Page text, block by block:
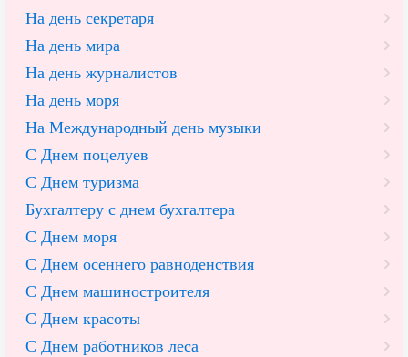
На день секретаря
На день мира
На день журналистов
На день моря
На Международный день музыки
С Днем поцелуев
С Днем туризма
Бухгалтеру с днем бухгалтера
С Днем моря
С Днем осеннего равноденствия
С Днем машиностроителя
С Днем красоты
С Днем работников леса